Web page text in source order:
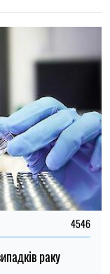
4546
раку